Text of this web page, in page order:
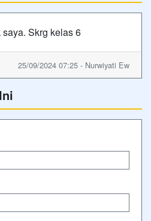
Skrg kelas 6
25/09/2024 07:25 - Nurwiyati Ew